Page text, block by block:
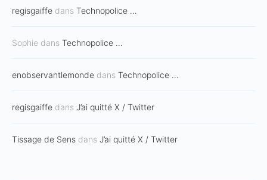
regisgaiffe dans Technopolice …
Sophie dans Technopolice …
enobservantlemonde dans Technopolice …
regisgaiffe dans J’ai quitté X / Twitter
Tissage de Sens dans J’ai quitté X / Twitter